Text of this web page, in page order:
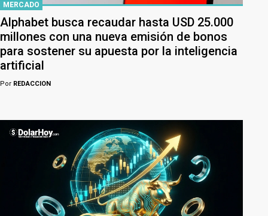
MERCADO
Alphabet busca recaudar hasta USD 25.000
millones con una nueva emisión de bonos
para sostener su apuesta por la inteligencia
artificial
Por REDACCION